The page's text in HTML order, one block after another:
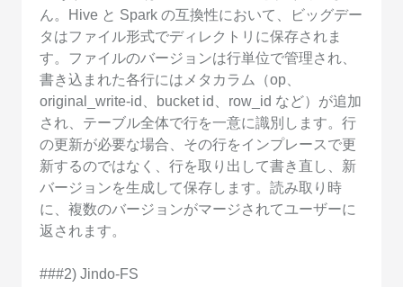
ん。Hive と Spark の互換性において、ビッグデー
タはファイル形式でディレクトリに保存されま
す。ファイルのバージョンは行単位で管理され、
書き込まれた各行にはメタカラム（op、
original_write-id、bucket id、row_id など）が追加
され、テーブル全体で行を一意に識別します。行
の更新が必要な場合、その行をインプレースで更
新するのではなく、行を取り出して書き直し、新
バージョンを生成して保存します。読み取り時
に、複数のバージョンがマージされてユーザーに
返されます。
###2) Jindo-FS